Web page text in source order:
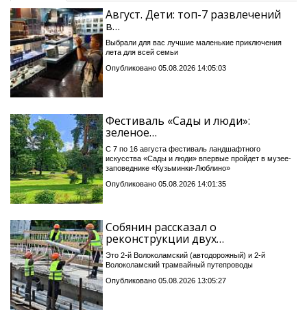
Август. Дети: топ-7 развлечений
в…
Выбрали для вас лучшие маленькие приключения
лета для всей семьи
Опубликовано 05.08.2026 14:05:03
Фестиваль «Сады и люди»:
зеленое…
С 7 по 16 августа фестиваль ландшафтного
искусства «Сады и люди» впервые пройдет в музее-
заповеднике «Кузьминки-Люблино»
Опубликовано 05.08.2026 14:01:35
Собянин рассказал о
реконструкции двух…
Это 2-й Волоколамский (автодорожный) и 2-й
Волоколамский трамвайный путепроводы
Опубликовано 05.08.2026 13:05:27